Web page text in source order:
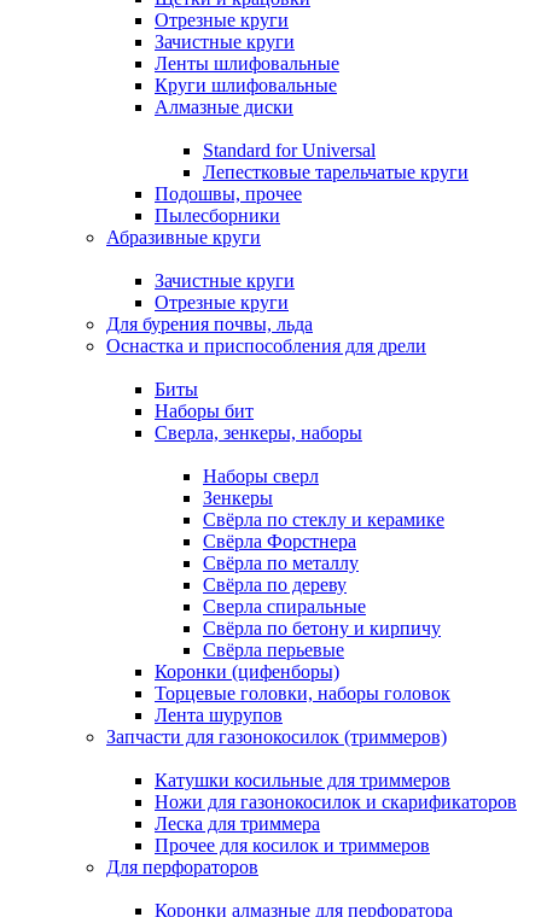
Отрезные круги
Зачистные круги
Ленты шлифовальные
Круги шлифовальные
Алмазные диски
Standard for Universal
Лепестковые тарельчатые круги
Подошвы, прочее
Пылесборники
Абразивные круги
Зачистные круги
Отрезные круги
Для бурения почвы, льда
Оснастка и приспособления для дрели
Биты
Наборы бит
Сверла, зенкеры, наборы
Наборы сверл
Зенкеры
Свёрла по стеклу и керамике
Свёрла Форстнера
Свёрла по металлу
Свёрла по дереву
Сверла спиральные
Свёрла по бетону и кирпичу
Свёрла перьевые
Коронки (цифенборы)
Торцевые головки, наборы головок
Лента шурупов
Запчасти для газонокосилок (триммеров)
Катушки косильные для триммеров
Ножи для газонокосилок и скарификаторов
Леска для триммера
Прочее для косилок и триммеров
Для перфораторов
Коронки алмазные для перфоратора